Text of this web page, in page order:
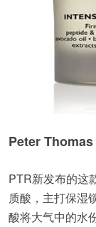
Peter Thomas
PTR新发布的这
质酸，主打保湿
酸将大气中的水